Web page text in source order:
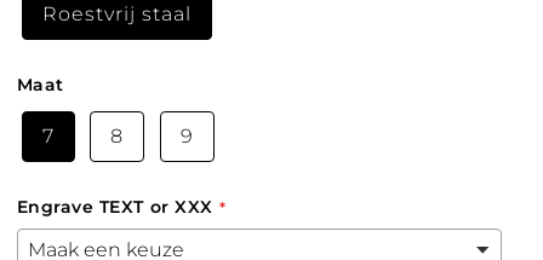
Roestvrij staal
Maat
7 8 9
Engrave TEXT or XXX